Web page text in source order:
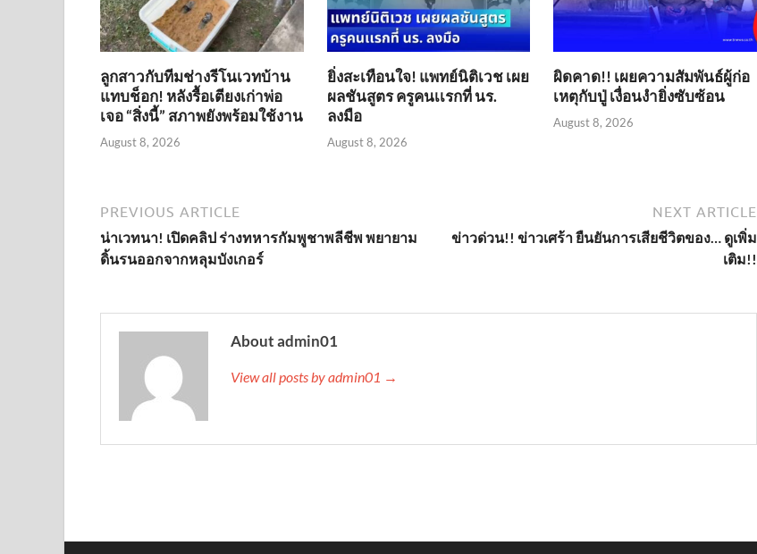
ลูกสาวกับทีมช่างรีโนเวทบ้าน
แทบช็อก! หลังรื้อเตียงเก่าพ่อ
เจอ “สิ่งนี้” สภาพยังพร้อมใช้งาน
August 8, 2026
ยิ่งสะเทือนใจ! แพทย์นิติเวช เผย
ผลชันสูตร ครูคนเเรกที่ นร.
ลงมือ
August 8, 2026
ผิดคาด!! เผยความสัมพันธ์ผู้ก่อ
เหตุกับปู่ เงื่อนงำยิ่งซับซ้อน
August 8, 2026
PREVIOUS ARTICLE
น่าเวทนา! เปิดคลิป ร่างทหารกัมพูชาพลีชีพ พยายาม
ดิ้นรนออกจากหลุมบังเกอร์
NEXT ARTICLE
ข่าวด่วน!! ข่าวเศร้า ยืนยันการเสียชีวิตของ… ดูเพิ่ม
เติม!!
About admin01
View all posts by admin01 →